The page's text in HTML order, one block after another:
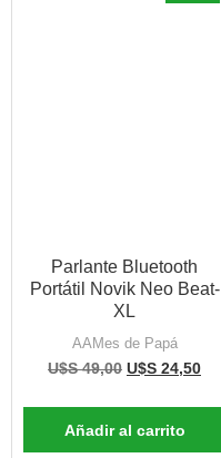
Parlante Bluetooth
Portátil Novik Neo Beat-
XL
AAMes de Papá
U$S49,00 U$S 24,50
Añadir al carrito